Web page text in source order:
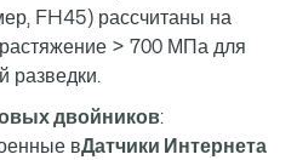
FH45) рассчитаны на
растяжение > 700 МПа для
разведки.
двойников:
вДатчики Интернета